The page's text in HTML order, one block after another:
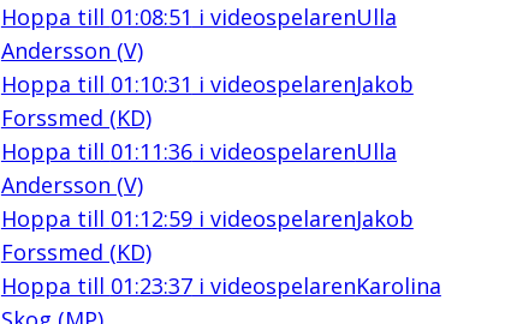
Hoppa till 01:08:51 i videospelarenUlla
Andersson (V)
Hoppa till 01:10:31 i videospelarenJakob
Forssmed (KD)
Hoppa till 01:11:36i videospelarenUlla
Andersson (V)
Hoppa till 01:12:59i videospelarenJakob
Forssmed (KD)
Hoppa till 01:23:37i videospelarenKarolina